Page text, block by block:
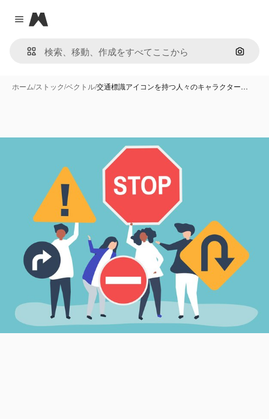
Close menu
Magnific
画像で
ホーム/ストック/ベクトル/交通標識アイコンを持つ人々のキャラクター…